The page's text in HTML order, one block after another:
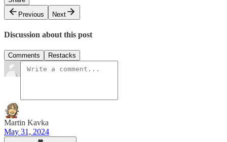
Previous
Next
Discussion about this post
Comments Restacks
Martin Kavka
May 31, 2024